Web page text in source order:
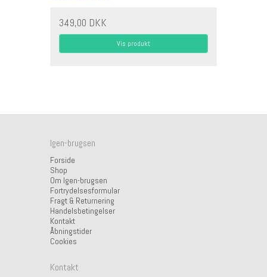
349,00 DKK
Vis produkt
Igen-brugsen
Forside
Shop
Om Igen-brugsen
Fortrydelsesformular
Fragt & Returnering
Handelsbetingelser
Kontakt
Åbningstider
Cookies
Kontakt